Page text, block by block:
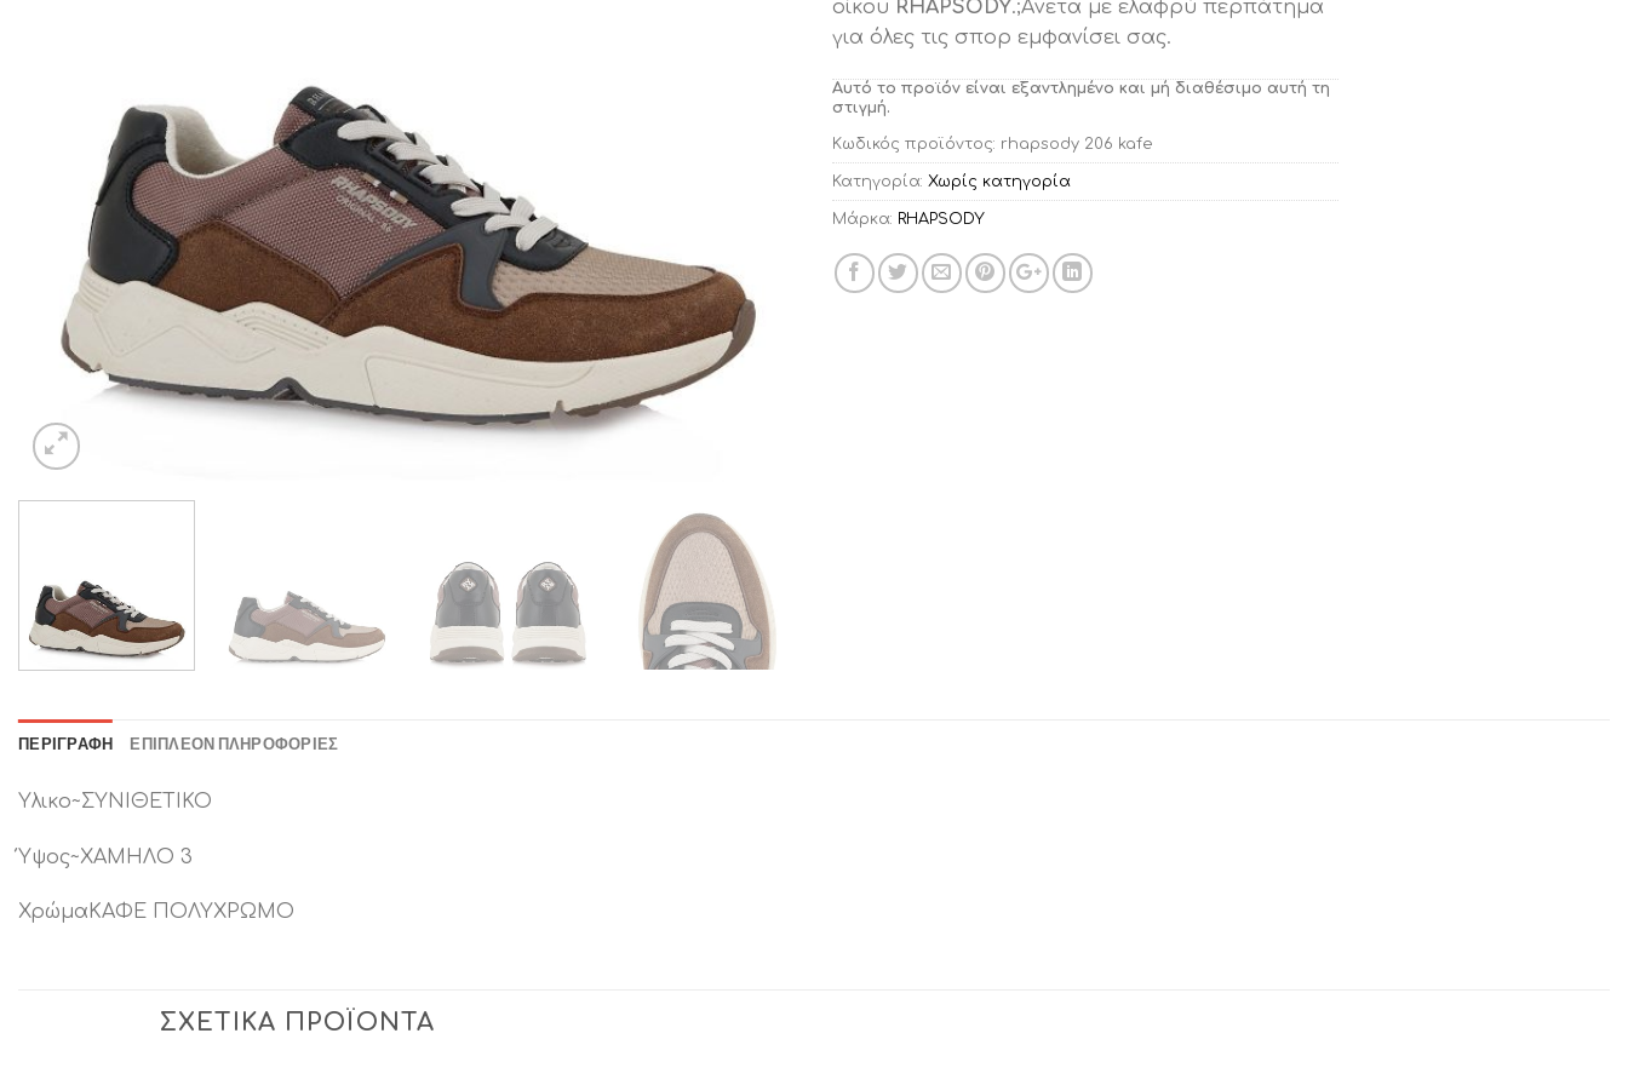
οίκου RHAPSODY.;Aνετα με ελαφρύ περπάτημα
για όλες τις σπορ εμφανίσει σας.
Αυτό το προϊόν είναι εξαντλημένο και μή διαθέσιμο αυτή τη
στιγμή.
Κωδικός προϊόντος: rhapsody 206 kafe
Κατηγορία: Χωρίς κατηγορία
Μάρκα: RHAPSODY
ΠΕΡΙΓΡΑΦΉ ΕΠΙΠΛΈΟΝ ΠΛΗΡΟΦΟΡΊΕΣ
Υλικο~ΣΥΝΙΘΕΤΙΚΟ
Ύψος~ΧΑΜΗΛΟ 3
ΧρώμαΚΑΦΕ ΠΟΛΥΧΡΩΜΟ
ΣΧΕΤΙΚΆ ΠΡΟΪΌΝΤΑ